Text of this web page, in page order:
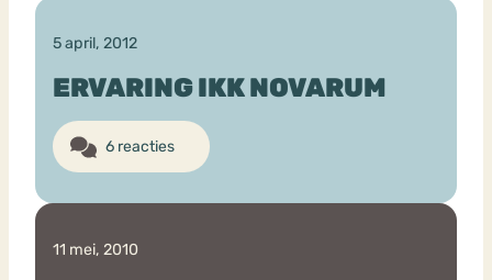
5 april, 2012
ERVARING IKK NOVARUM
6 reacties
11 mei, 2010